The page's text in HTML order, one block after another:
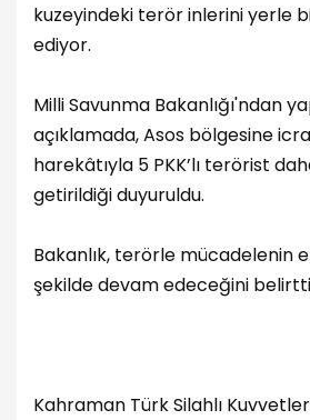
kuzeyindeki terör inlerini yerle
ediyor.
Milli Savunma Bakanlığı'ndan
açıklamada, Asos bölgesine
harekâtıyla 5 PKK’lı terörist
getirildiği duyuruldu.
Bakanlık, terörle mücadelenin
şekilde devam edeceğini
Kahraman Türk Silahlı